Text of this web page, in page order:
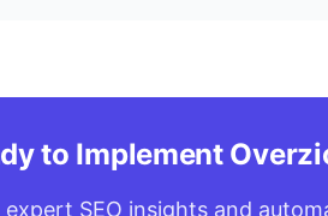
to Implement
expert SEO insights and